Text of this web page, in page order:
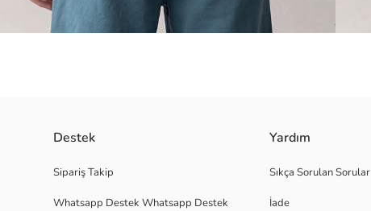
Destek
Sipariş Takip
Whatsapp Destek Whatsapp Destek
Yardım
Sıkça Sorulan Sorular
İade